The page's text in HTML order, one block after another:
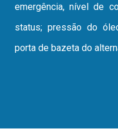
emergência, nível de
status; pressão do
porta de bazeta do